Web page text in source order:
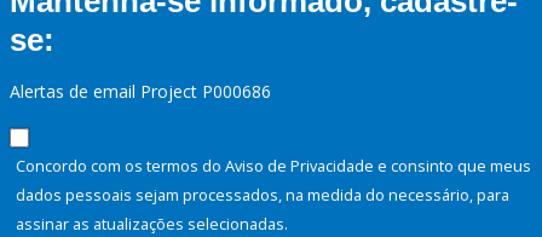
se:
Alertas de email Project P000686
Concordo com os termos do Aviso de Privacidade e consinto que meus
dados pessoais sejam processados, na medida do necessário, para
assinar as atualizações selecionadas.